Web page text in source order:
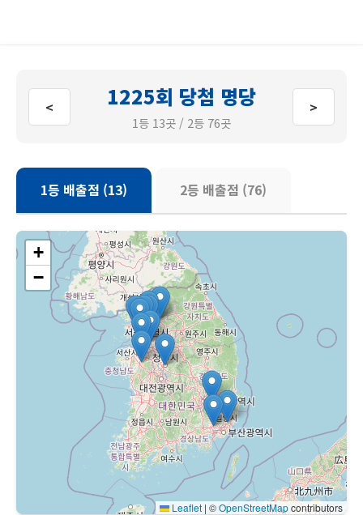
< 1225회 당첨 명당
1등 13곳 / 2등 76곳
>
1등 배출점 (13) 2등 배출점 (76)
+
−
Leaflet | ©OpenStreetMapcontributors